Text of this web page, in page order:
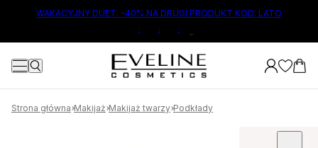
TREŚCI
WAKACYJNY DUET: -40% NA DRUGI PRODUKT KOD: LATO
:
: : 4
Strona główna Makijaż Makijaż twarzy Podkłady